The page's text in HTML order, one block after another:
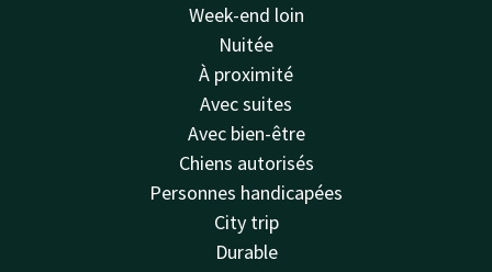
Week-end loin
Nuitée
À proximité
Avec suites
Avec bien-être
Chiens autorisés
Personnes handicapées
City trip
Durable